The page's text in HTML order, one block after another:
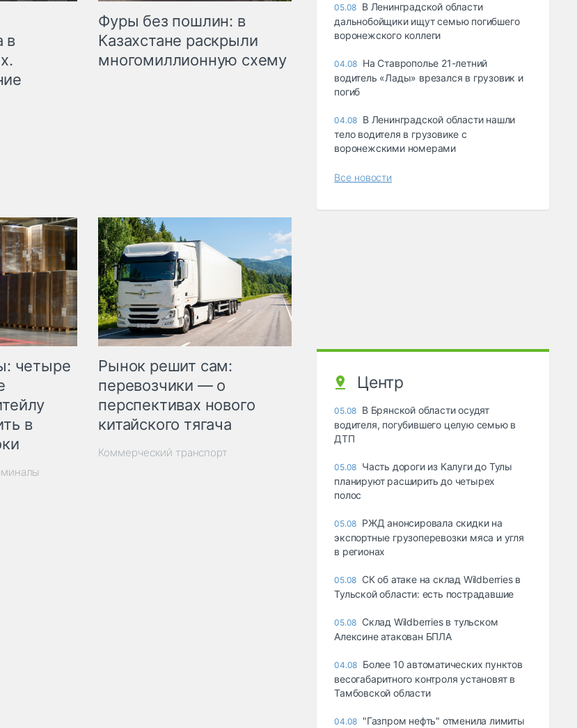
в
Фуры без пошлин: в
Казахстане раскрыли
многомиллионную схему
четыре
в
Рынок решит сам:
перевозчики — о
перспективах нового
китайского тягача
Коммерческий транспорт
05.08 В Ленинградской области
дальнобойщики ищут семью погибшего
воронежского коллеги
04.08 На Ставрополье 21-летний
водитель «Лады» врезался в грузовик и
погиб
04.08 В Ленинградской области нашли
тело водителя в грузовике с
воронежскими номерами
Все новости
Центр
05.08 В Брянской области осудят
водителя, погубившего целую семью в
ДТП
05.08 Часть дороги из Калуги до Тулы
планируют расширить до четырех
полос
05.08 РЖД анонсировала скидки на
экспортные грузоперевозки мяса и угля
в регионах
05.08 СК об атаке на склад Wildberries в
Тульской области: есть пострадавшие
05.08 Склад Wildberries в тульском
Алексине атакован БПЛА
04.08 Более 10 автоматических пунктов
весогабаритного контроля установят в
Тамбовской области
04.08 "Газпром нефть" отменила лимиты